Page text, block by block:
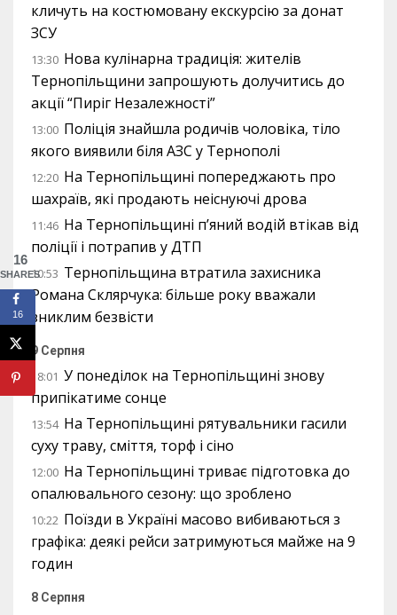
кличуть на костюмовану екскурсію за донат
ЗСУ
13:30 Нова кулінарна традиція: жителів
Тернопільщини запрошують долучитись до
акції “Пиріг Незалежності”
13:00 Поліція знайшла родичів чоловіка, тіло
якого виявили біля АЗС у Тернополі
12:20 На Тернопільщині попереджають про
шахраїв, які продають неіснуючі дрова
11:46 На Тернопільщині п’яний водій втікав від
поліції і потрапив у ДТП
10:53 Тернопільщина втратила захисника
Романа Склярчука: більше року вважали
зниклим безвісти
9 Серпня
18:01 У понеділок на Тернопільщині знову
припікатиме сонце
13:54 На Тернопільщині рятувальники гасили
суху траву, сміття, торф і сіно
12:00 На Тернопільщині триває підготовка до
опалювального сезону: що зроблено
10:22 Поїзди в Україні масово вибиваються з
графіка: деякі рейси затримуються майже на 9
годин
8 Серпня
16
SHARES
16